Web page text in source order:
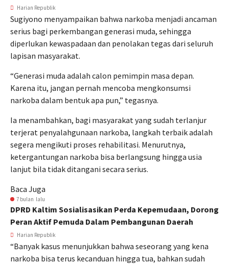
Harian Republik
Sugiyono menyampaikan bahwa narkoba menjadi ancaman
serius bagi perkembangan generasi muda, sehingga
diperlukan kewaspadaan dan penolakan tegas dari seluruh
lapisan masyarakat.
“Generasi muda adalah calon pemimpin masa depan.
Karena itu, jangan pernah mencoba mengkonsumsi
narkoba dalam bentuk apa pun,” tegasnya.
Ia menambahkan, bagi masyarakat yang sudah terlanjur
terjerat penyalahgunaan narkoba, langkah terbaik adalah
segera mengikuti proses rehabilitasi. Menurutnya,
ketergantungan narkoba bisa berlangsung hingga usia
lanjut bila tidak ditangani secara serius.
Baca Juga
7 bulan lalu
DPRD Kaltim Sosialisasikan Perda Kepemudaan, Dorong
Peran Aktif Pemuda Dalam Pembangunan Daerah
Harian Republik
“Banyak kasus menunjukkan bahwa seseorang yang kena
narkoba bisa terus kecanduan hingga tua, bahkan sudah